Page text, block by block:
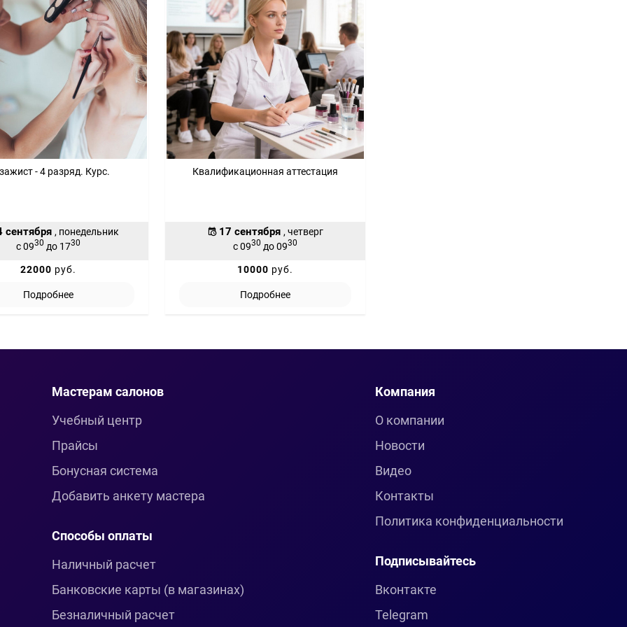
- 4 разряд. Курс.
сентября , понедельник
с 0930 до 1730
22000 руб.
Подробнее
Квалификационная аттестация
17 сентября , четверг
с 0930 до 0930
10000 руб.
Подробнее
Мастерам салонов
Учебный центр
Прайсы
Бонусная система
Добавить анкету мастера
Способы оплаты
Наличный расчет
Банковские карты (в магазинах)
Безналичный расчет
Компания
О компании
Новости
Видео
Контакты
Политика конфиденциальности
Подписывайтесь
Вконтакте
Telegram